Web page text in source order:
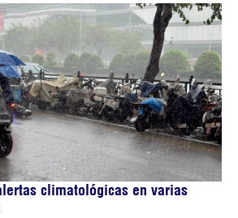
climatológicas en varias